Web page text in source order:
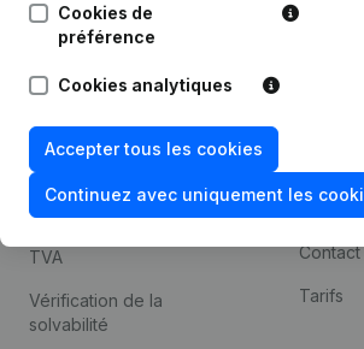
Cookies de
préférence
Cookies analytiques
Accepter tous les cookies
Continuez avec uniquement les
Compliance et prévention
de la fraude
Consulter des comptes
annuels
TVA
Vérification de la
solvabilité
Contact
Tarifs